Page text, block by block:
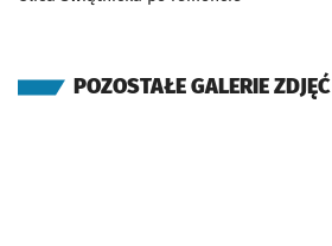
POZOSTAŁE GALERIE ZDJĘĆ